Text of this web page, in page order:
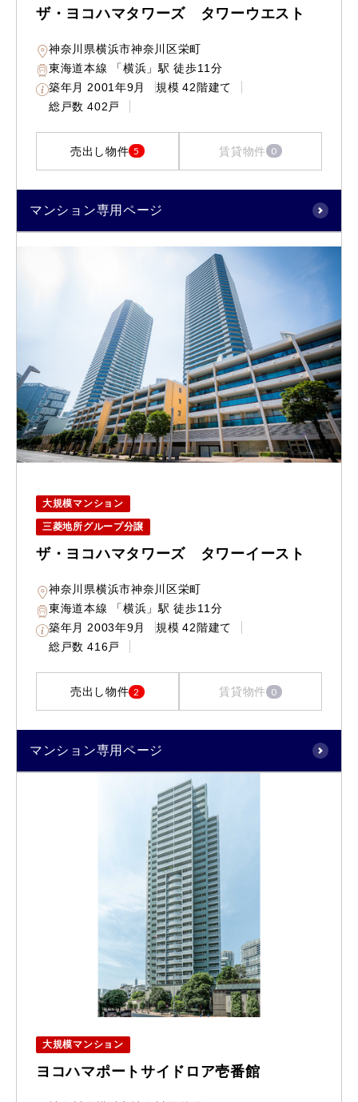
ザ・ヨコハマタワーズ タワーウエスト
神奈川県横浜市神奈川区栄町
東海道本線 「横浜」駅 徒歩11分
築年月 2001年9月 規模 42階建て
総戸数 402戸
売出し物件 5 賃貸物件 0
マンション専用ページ
大規模マンション
三菱地所グループ分譲
ザ・ヨコハマタワーズ タワーイースト
神奈川県横浜市神奈川区栄町
東海道本線 「横浜」駅 徒歩11分
築年月 2003年9月 規模 42階建て
総戸数 416戸
売出し物件 2 賃貸物件 0
マンション専用ページ
大規模マンション
ヨコハマポートサイドロア壱番館